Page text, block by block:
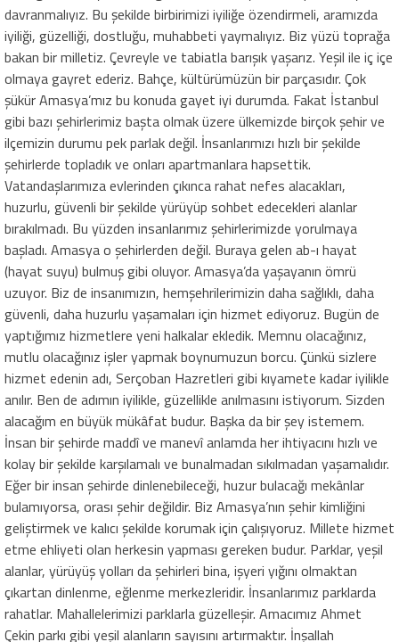
davranmalıyız. Bu şekilde birbirimizi iyiliğe özendirmeli, aramızda
iyiliği, güzelliği, dostluğu, muhabbeti yaymalıyız. Biz yüzü toprağa
bakan bir milletiz. Çevreyle ve tabiatla barışık yaşarız. Yeşil ile iç içe
olmaya gayret ederiz. Bahçe, kültürümüzün bir parçasıdır. Çok
şükür Amasya’mız bu konuda gayet iyi durumda. Fakat İstanbul
gibi bazı şehirlerimiz başta olmak üzere ülkemizde birçok şehir ve
ilçemizin durumu pek parlak değil. İnsanlarımızı hızlı bir şekilde
şehirlerde topladık ve onları apartmanlara hapsettik.
Vatandaşlarımıza evlerinden çıkınca rahat nefes alacakları,
huzurlu, güvenli bir şekilde yürüyüp sohbet edecekleri alanlar
bırakılmadı. Bu yüzden insanlarımız şehirlerimizde yorulmaya
başladı. Amasya o şehirlerden değil. Buraya gelen ab-ı hayat
(hayat suyu) bulmuş gibi oluyor. Amasya’da yaşayanın ömrü
uzuyor. Biz de insanımızın, hemşehrilerimizin daha sağlıklı, daha
güvenli, daha huzurlu yaşamaları için hizmet ediyoruz. Bugün de
yaptığımız hizmetlere yeni halkalar ekledik. Memnu olacağınız,
mutlu olacağınız işler yapmak boynumuzun borcu. Çünkü sizlere
hizmet edenin adı, Serçoban Hazretleri gibi kıyamete kadar iyilikle
anılır. Ben de adımın iyilikle, güzellikle anılmasını istiyorum. Sizden
alacağım en büyük mükâfat budur. Başka da bir şey istemem.
İnsan bir şehirde maddî ve manevî anlamda her ihtiyacını hızlı ve
kolay bir şekilde karşılamalı ve bunalmadan sıkılmadan yaşamalıdır.
Eğer bir insan şehirde dinlenebileceği, huzur bulacağı mekânlar
bulamıyorsa, orası şehir değildir. Biz Amasya’nın şehir kimliğini
geliştirmek ve kalıcı şekilde korumak için çalışıyoruz. Millete hizmet
etme ehliyeti olan herkesin yapması gereken budur. Parklar, yeşil
alanlar, yürüyüş yolları da şehirleri bina, işyeri yığını olmaktan
çıkartan dinlenme, eğlenme merkezleridir. İnsanlarımız parklarda
rahatlar. Mahallelerimizi parklarla güzelleşir. Amacımız Ahmet
Çekin parkı gibi yeşil alanların sayısını artırmaktır. İnşallah